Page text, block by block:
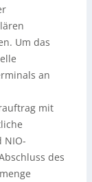
Um das
an
mit
NIO-
des